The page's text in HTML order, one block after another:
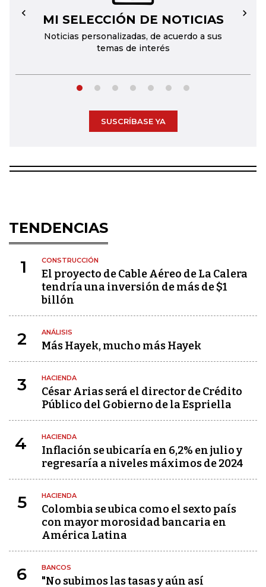
MI SELECCIÓN DE NOTICIAS
Noticias personalizadas, de acuerdo a sus
temas de interés
← →
SUSCRÍBASE YA
TENDENCIAS
1 CONSTRUCCIÓN
El proyecto de Cable Aéreo de La Calera
tendría una inversión de más de $1
billón
2 ANÁLISIS
Más Hayek, mucho más Hayek
3 HACIENDA
César Arias será el director de Crédito
Público del Gobierno de la Espriella
4 HACIENDA
Inflación se ubicaría en 6,2% en julio y
regresaría a niveles máximos de 2024
5 HACIENDA
Colombia se ubica como el sexto país
con mayor morosidad bancaria en
América Latina
6 BANCOS
"No subimos las tasas y aún así